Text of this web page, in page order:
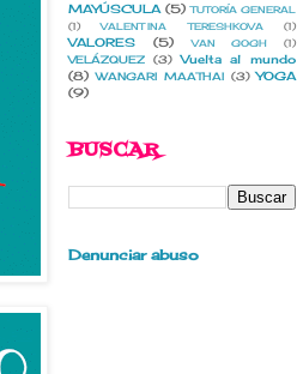
MAYÚSCULA (5) TUTORÍA GENERAL
(1)
VALENTINA TERESHKOVA (1)
VALORES (5) VAN GOGH (1)
VELÁZQUEZ (3)
Vuelta al mundo
(8) WANGARI MAATHAI (3) YOGA
(9)
BUSCAR
Denunciar abuso